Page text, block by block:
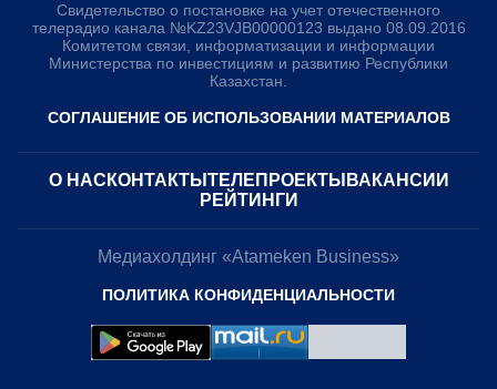
Свидетельство о постановке на учет отечественного
телерадио канала №KZ23VJB00000123 выдано 08.09.2016
Комитетом связи, информатизации и информации
Министерства по инвестициям и развитию Республики
Казахстан.
СОГЛАШЕНИЕ ОБ ИСПОЛЬЗОВАНИИ МАТЕРИАЛОВ
О НАС КОНТАКТЫ ТЕЛЕПРОЕКТЫ ВАКАНСИИ
РЕЙТИНГИ
Медиахолдинг «Atameken Business»
ПОЛИТИКА КОНФИДЕНЦИАЛЬНОСТИ